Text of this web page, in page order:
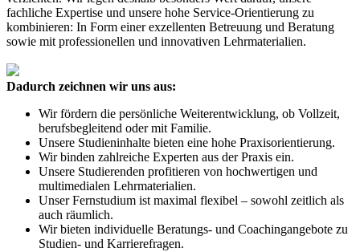
fachliche Expertise und unsere hohe Service-Orientierung zu
kombinieren: In Form einer exzellenten Betreuung und Beratung
sowie mit professionellen und innovativen Lehrmaterialien.
Dadurch zeichnen wir uns aus:
Wir fördern die persönliche Weiterentwicklung, ob Vollzeit,
berufsbegleitend oder mit Familie.
Unsere Studieninhalte bieten eine hohe Praxisorientierung.
Wir binden zahlreiche Experten aus der Praxis ein.
Unsere Studierenden profitieren von hochwertigen und
multimedialen Lehrmaterialien.
Unser Fernstudium ist maximal flexibel – sowohl zeitlich als
auch räumlich.
Wir bieten individuelle Beratungs- und Coachingangebote zu
Studien- und Karrierefragen.